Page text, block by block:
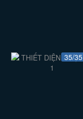
35/35